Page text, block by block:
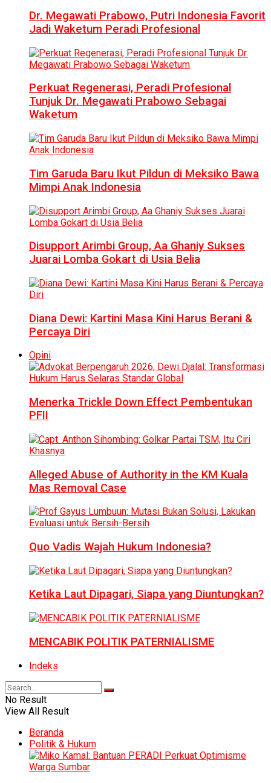
Dr. Megawati Prabowo, Putri Indonesia Favorit
Jadi Waketum Peradi Profesional
Perkuat Regenerasi, Peradi Profesional
Tunjuk Dr. Megawati Prabowo Sebagai
Waketum
Tim Garuda Baru Ikut Pildun di Meksiko Bawa
Mimpi Anak Indonesia
Disupport Arimbi Group, Aa Ghaniy Sukses
Juarai Lomba Gokart di Usia Belia
Diana Dewi: Kartini Masa Kini Harus Berani &
Percaya Diri
Opini
Menerka Trickle Down Effect Pembentukan
PFII
Alleged Abuse of Authority in the KM Kuala
Mas Removal Case
Quo Vadis Wajah Hukum Indonesia?
Ketika Laut Dipagari, Siapa yang Diuntungkan?
MENCABIK POLITIK PATERNIALISME
Indeks
No Result
View All Result
Beranda
Politik & Hukum